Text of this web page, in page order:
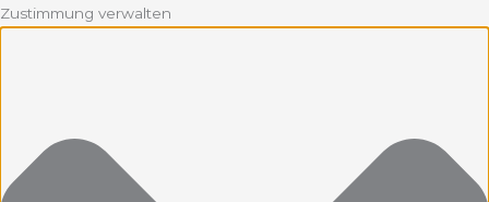
Zustimmung verwalten